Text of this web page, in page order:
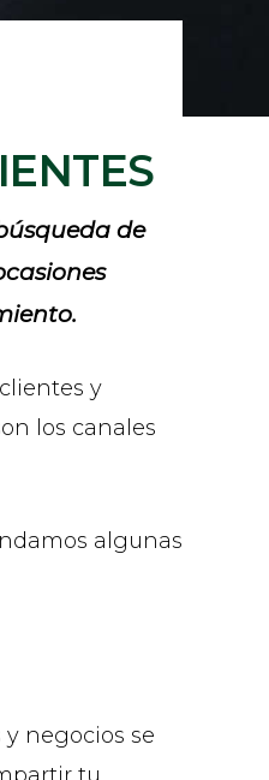
de
y
los canales
algunas
negocios se
tu